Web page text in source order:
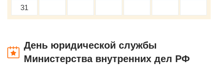
31
День юридической службы
Министерства внутренних дел РФ